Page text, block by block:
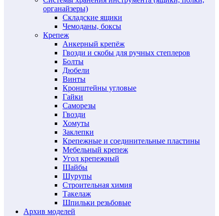
органайзеры)
Складские ящики
Чемоданы, боксы
Крепеж
Анкерный крепёж
Гвозди и скобы для ручных степлеров
Болты
Дюбели
Винты
Кронштейны угловые
Гайки
Саморезы
Гвозди
Хомуты
Заклепки
Крепежные и соединительные пластины
Мебельный крепеж
Угол крепежный
Шайбы
Шурупы
Строительная химия
Такелаж
Шпильки резьбовые
Архив моделей